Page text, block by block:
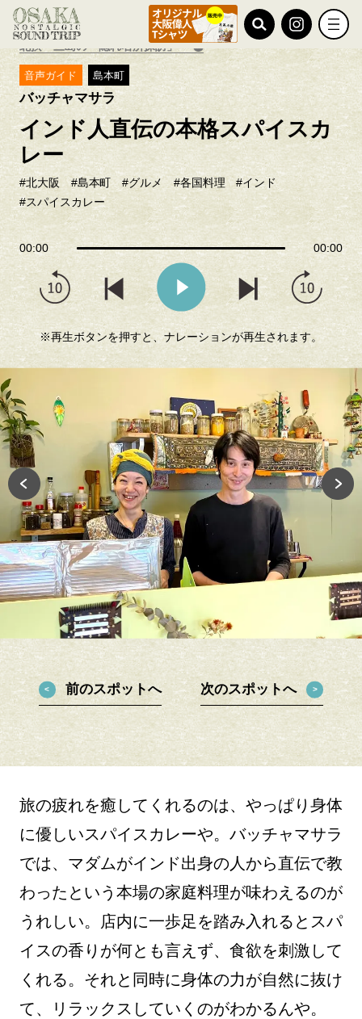
TOP おすすめ特集
北摂・三島の「隠れ名所探訪」
音声ガイド 島本町
バッチャマサラ
インド人直伝の本格スパイスカ
レー
#北大阪 #島本町 #グルメ #各国料理
#インド
#スパイスカレー
00:00 00:00
※再生ボタンを押すと、ナレーションが再生されます。
前のスポットへ 次のスポットへ
旅の疲れを癒してくれるのは、やっぱり身体
に優しいスパイスカレーや。バッチャマサラ
では、マダムがインド出身の人から直伝で教
わったという本場の家庭料理が味わえるのが
うれしい。店内に一歩足を踏み入れるとスパ
イスの香りが何とも言えず、食欲を刺激して
くれる。それと同時に身体の力が自然に抜け
て、リラックスしていくのがわかるんや。